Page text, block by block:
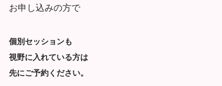
お申し込みの方で
個別セッションも
視野に入れている方は
先にご予約ください。